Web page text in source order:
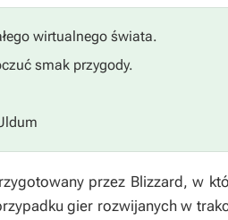
wirtualnego świata.
smak przygody.
przez Blizzard, w
gier rozwijanych w